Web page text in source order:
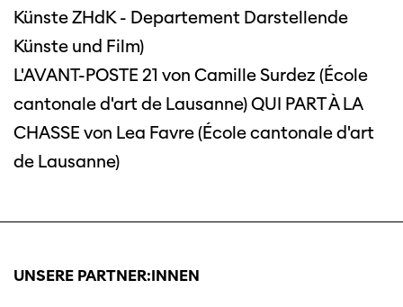
Künste ZHdK - Departement Darstellende
Künste und Film)
L'AVANT-POSTE 21 von Camille Surdez (École
cantonale d'art de Lausanne) QUI PART À LA
CHASSE von Lea Favre (École cantonale d'art
de Lausanne)
UNSERE PARTNER:INNEN